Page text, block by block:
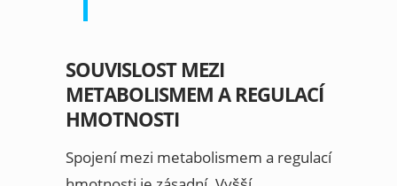
SOUVISLOST MEZI
METABOLISMEM A REGULACÍ
HMOTNOSTI
Spojení mezi metabolismem a regulací